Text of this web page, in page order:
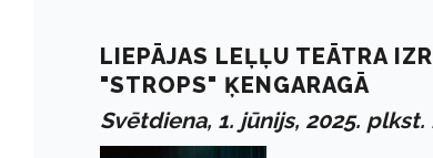
LIEPĀJAS LEĻĻU TEĀTRA
"STROPS" ĶENGARAGĀ
Svētdiena, 1. jūnijs, 2025. plkst.